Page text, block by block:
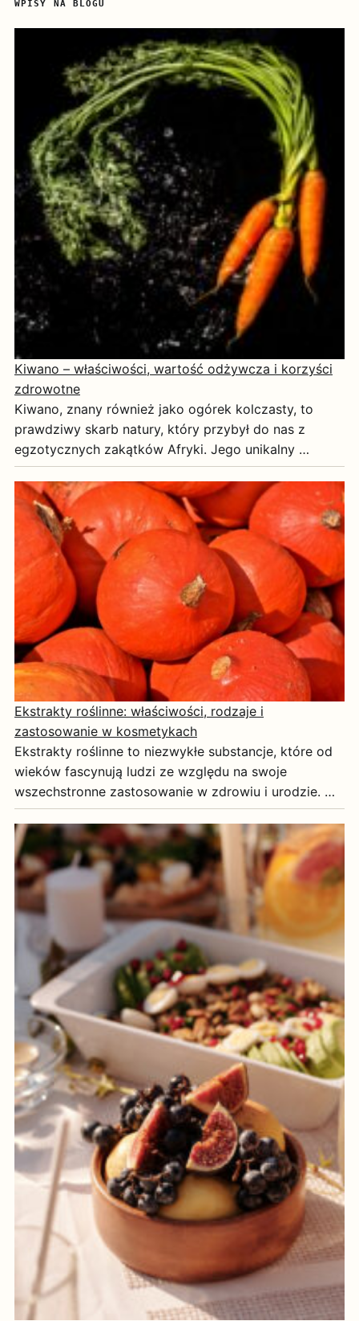
WPISY NA BLOGU
Kiwano – właściwości, wartość odżywcza i korzyści
zdrowotne
Kiwano, znany również jako ogórek kolczasty, to
prawdziwy skarb natury, który przybył do nas z
egzotycznych zakątków Afryki. Jego unikalny …
Ekstrakty roślinne: właściwości, rodzaje i
zastosowanie w kosmetykach
Ekstrakty roślinne to niezwykłe substancje, które od
wieków fascynują ludzi ze względu na swoje
wszechstronne zastosowanie w zdrowiu i urodzie. …